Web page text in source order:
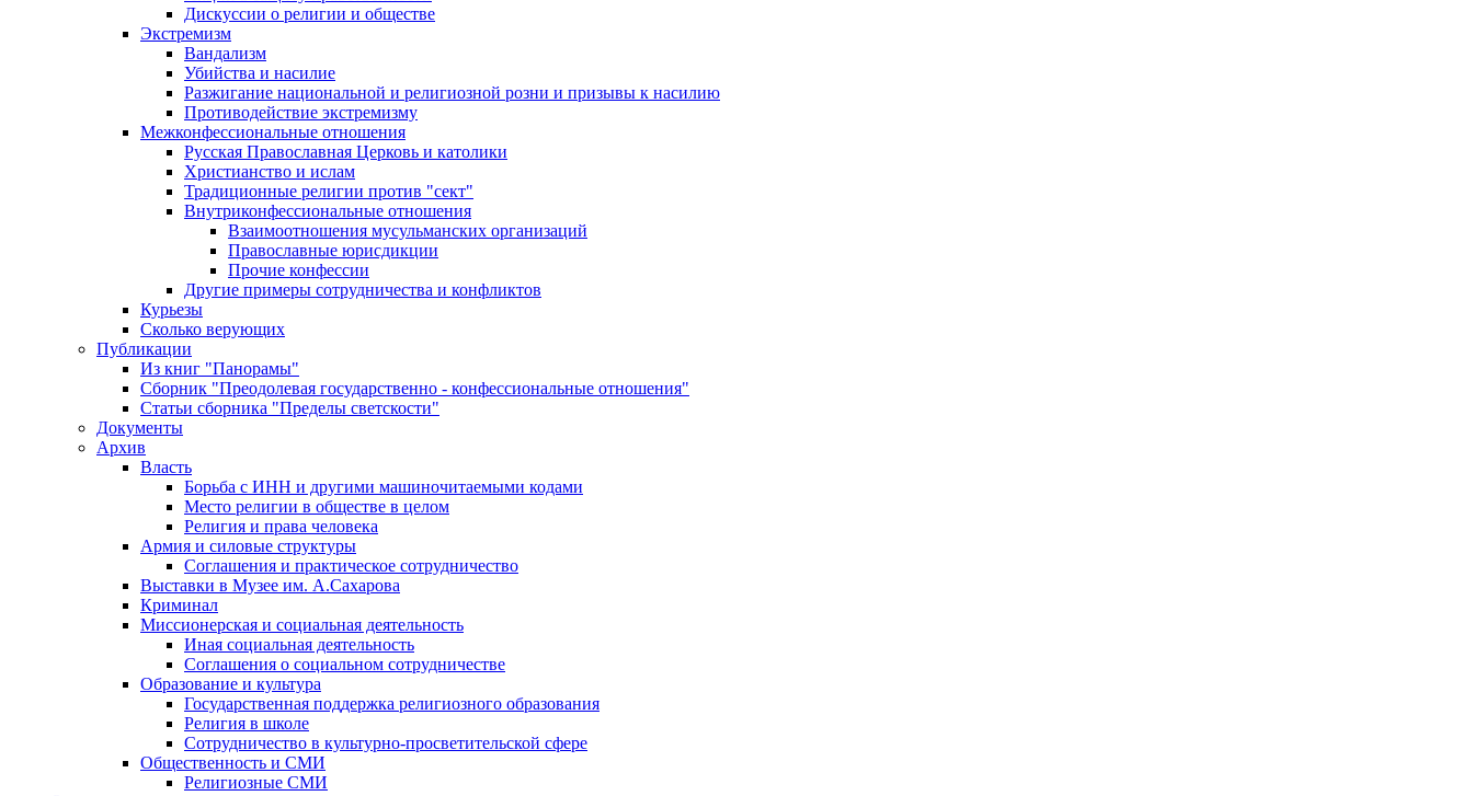
Дискуссии о религии и обществе
Экстремизм
Вандализм
Убийства и насилие
Разжигание национальной и религиозной розни и призывы к насилию
Противодействие экстремизму
Межконфессиональные отношения
Русская Православная Церковь и католики
Христианство и ислам
Традиционные религии против "сект"
Внутриконфессиональные отношения
Взаимоотношения мусульманских организаций
Православные юрисдикции
Прочие конфессии
Другие примеры сотрудничества и конфликтов
Курьезы
Сколько верующих
Публикации
Из книг "Панорамы"
Сборник "Преодолевая государственно - конфессиональные отношения"
Статьи сборника "Пределы светскости"
Документы
Архив
Власть
Борьба с ИНН и другими машиночитаемыми кодами
Место религии в обществе в целом
Религия и права человека
Армия и силовые структуры
Соглашения и практическое сотрудничество
Выставки в Музее им. А.Сахарова
Криминал
Миссионерская и социальная деятельность
Иная социальная деятельность
Соглашения о социальном сотрудничестве
Образование и культура
Государственная поддержка религиозного образования
Религия в школе
Сотрудничество в культурно-просветительской сфере
Общественность и СМИ
Религиозные СМИ